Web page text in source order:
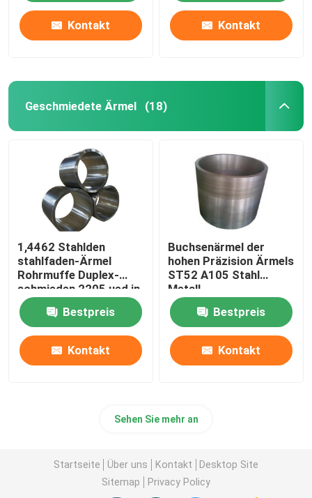
Kontakt Kontakt
Geschmiedete Ärmel (18)
1,4462 Stahlden
stahlfaden-Ärmel
Rohrmuffe Duplex-
schmieden 2205 ued in
der
Maschinerieausrüstung
Bestpreis
Kontakt
Buchsenärmel der
hohen Präzision Ärmels
ST52 A105 Stahl
Metall
Bestpreis
Kontakt
Sehen Sie mehr an
Startseite Über uns Kontakt
Desktop Site
Sitemap
Privacy Policy